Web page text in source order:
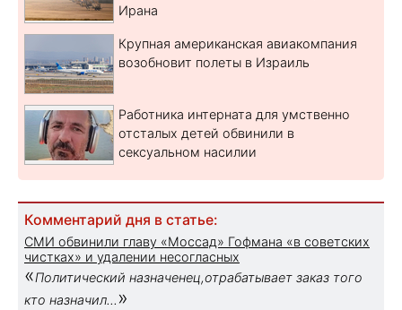
Ирана
Крупная американская авиакомпания
возобновит полеты в Израиль
Работника интерната для умственно
отсталых детей обвинили в
сексуальном насилии
Комментарий дня в статье:
СМИ обвинили главу «Моссад» Гофмана «в советских
чистках» и удалении несогласных
«Политический назначенец,отрабатывает заказ того
кто назначил... »